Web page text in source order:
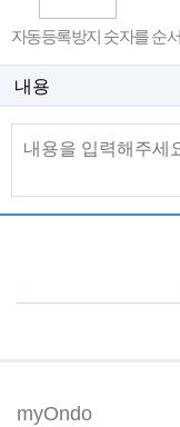
자동등록방지 숫자를 순
내용
myOndo